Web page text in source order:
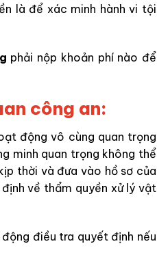
là để xác minh hành vi tội
phải nộp khoản phí nào để
công an:
động vô cùng quan trọng
minh quan trọng không thể
thời và đưa vào hồ sơ của
về thẩm quyền xử lý vật
điều tra quyết định nếu